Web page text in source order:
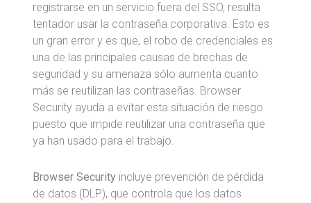
registrarse en un servicio fuera del SSO, resulta
tentador usar la contraseña corporativa. Esto es
un gran error y es que, el robo de credenciales es
una de las principales causas de brechas de
seguridad y su amenaza sólo aumenta cuanto
más se reutilizan las contraseñas. Browser
Security ayuda a evitar esta situación de riesgo
puesto que impide reutilizar una contraseña que
ya han usado para el trabajo.
Browser Security incluye prevención de pérdida
de datos (DLP), que controla que los datos